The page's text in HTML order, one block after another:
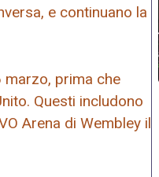
e continuano la
marzo, prima che
Questi includono
Arena di Wembley il